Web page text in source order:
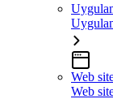
Web
Web